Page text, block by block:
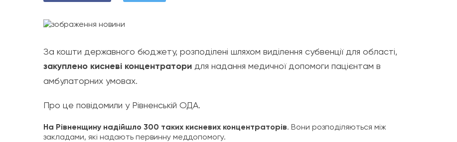
За кошти державного бюджету, розподілені шляхом виділення субвенції для області,
закуплено кисневі концентратори для надання медичної допомоги пацієнтам в
амбулаторних умовах.
Про це повідомили у Рівненській ОДА.
На Рівненщину надійшло 300 таких кисневих концентраторів. Вони розподіляються між
закладами, які надають первинну меддопомогу.